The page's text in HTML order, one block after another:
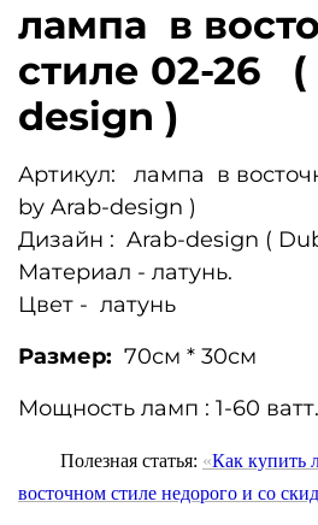
лампа в
стиле 02-26 (
design )
Артикул: лампа в
by Arab-design )
Дизайн : Arab-design (
Материал - латунь.
Цвет - латунь
Размер: 70см * 30см
Мощность ламп : 1-60
Полезная статья: «Как купить
восточном стиле недорого и со